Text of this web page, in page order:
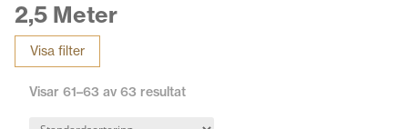
2,5 Meter
Visa filter
Visar 61–63 av 63 resultat